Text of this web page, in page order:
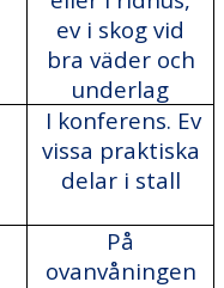
ev i skog vid
bra väder och
underlag
I konferens. Ev
vissa praktiska
delar i stall
På
ovanvåningen